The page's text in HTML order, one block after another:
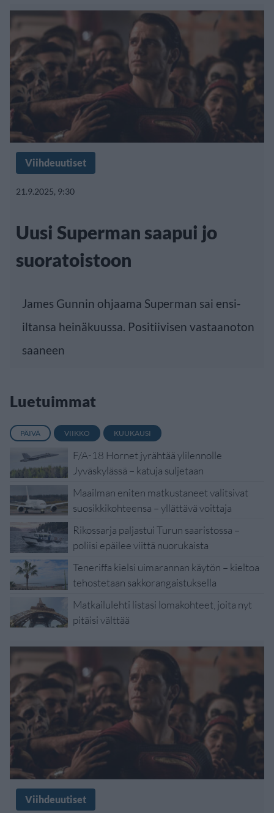
Viihdeuutiset
21.9.2025, 9:30
Uusi Superman saapui jo
suoratoistoon
James Gunnin ohjaama Superman sai ensi-
iltansa heinäkuussa. Positiivisen vastaanoton
saaneen
Luetuimmat
PÄIVÄ VIIKKO KUUKAUSI
F/A-18 Hornet jyrähtää ylilennolle
Jyväskylässä – katuja suljetaan
Maailman eniten matkustaneet valitsivat
suosikkikohteensa – yllättävä voittaja
Rikossarja paljastui Turun saaristossa –
poliisi epäilee viittä nuorukaista
Teneriffa kielsi uimarannan käytön – kieltoa
tehostetaan sakkorangaistuksella
Matkailulehti listasi lomakohteet, joita nyt
pitäisi välttää
Viihdeuutiset